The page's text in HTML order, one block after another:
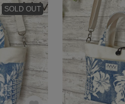
SOLD OUT